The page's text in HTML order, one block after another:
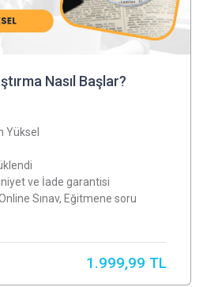
Nasıl Başlar?
Yüksel
ve İade garantisi
Sınav, Eğitmene soru
1.999,99 TL